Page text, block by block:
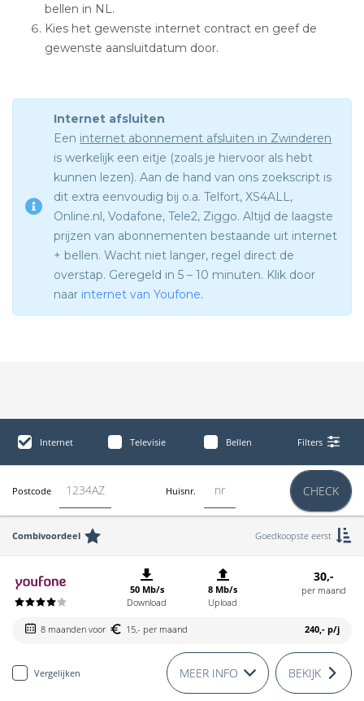
bellen in NL.
Kies het gewenste internet contract en geef de
gewenste aansluitdatum door.
Internet afsluiten
Een internet abonnement afsluiten in Zwinderen
is werkelijk een eitje (zoals je hiervoor als hebt
kunnen lezen). Aan de hand van ons zoekscript is
dit extra eenvoudig bij o.a. Telfort, XS4ALL,
Online.nl, Vodafone, Tele2, Ziggo. Altijd de laagste
prijzen van abonnementen bestaande uit internet
+ bellen. Wacht niet langer, regel direct de
overstap. Geregeld in 5 – 10 minuten. Klik door
naar internet van Youfone.
Internet Televisie Bellen Filters
Postcode Huisnr. CHECK
Combivoordeel Goedkoopste eerst
50 Mb/s
Download
8 Mb/s
Upload
30,-
per maand
8 maanden voor 15,- per maand 240,- p/j
Vergelijken MEER INFO BEKIJK